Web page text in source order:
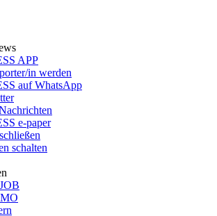
APP
in werden
auf WhatsApp
e-paper
schalten